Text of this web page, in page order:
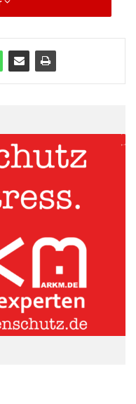
einmal Opfer von
gesehen bei 42.162 pro
Norton Cybercrime
69kw7yw
Report 2011:
zum sicheren Surfen:
erwachsene User, die
geworden sind. Und
Deutschland
Davon sind vor
Millennials stehen
sie sind besonders